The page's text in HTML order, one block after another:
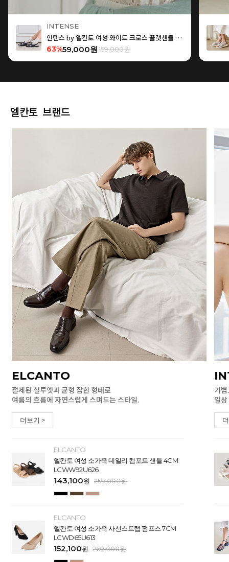
INTENSE
인텐스 by 엘칸토 여성 와이드 크로스 플랫샌들 1.5cm LCWW15I626
63%59,000원159,000원
엘칸토 브랜드
ELCANTO
절제된 실루엣과 균형 잡힌 형태로
여름의 흐름에 자연스럽게 스며드는 스타일.
더보기 >
ELCANTO
엘칸토 여성 소가죽 데일리 컴포트 샌들 4CM
LCWW92U626
143,100원 259,000원
ELCANTO
엘칸토 여성 소가죽 사선스트랩 펌프스 7CM
LCWD65U613
152,100원 269,000원
가
일